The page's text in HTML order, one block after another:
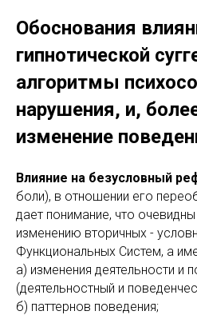
Обоснования
гипнотической
алгоритмы
нарушения, и,
изменение
Влияние на безусловный
боли), в отношении его
дает понимание, что
изменению вторичных -
Функциональных Систем, а
а) изменения деятельности и
(деятельностный и
б) паттернов поведения;